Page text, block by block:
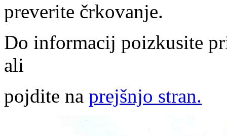
preverite črkovanje.
Do informacij poizkusite
ali
pojdite na prejšnjo stran.